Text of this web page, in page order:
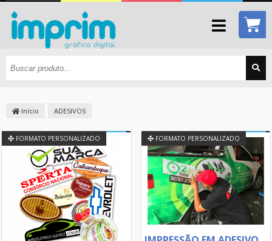
Início ADESIVOS
FORMATO PERSONALIZADO FORMATO PERSONALIZADO